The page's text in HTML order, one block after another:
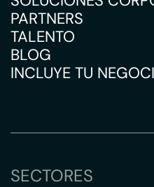
PARTNERS
TALENTO
BLOG
INCLUYE TU
SECTORES